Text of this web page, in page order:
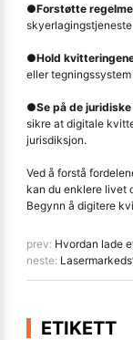
●Forstøtte
●Hold
eller
●Se på de
sikre at digitale
jurisdiksjon.
Ved å forstå
kan du enklere livet
Begynn å digitere
prev: Hvordan lade
neste:
ETIKETT